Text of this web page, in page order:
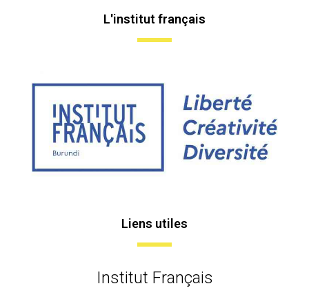
L'institut français
Liens utiles
Institut Français